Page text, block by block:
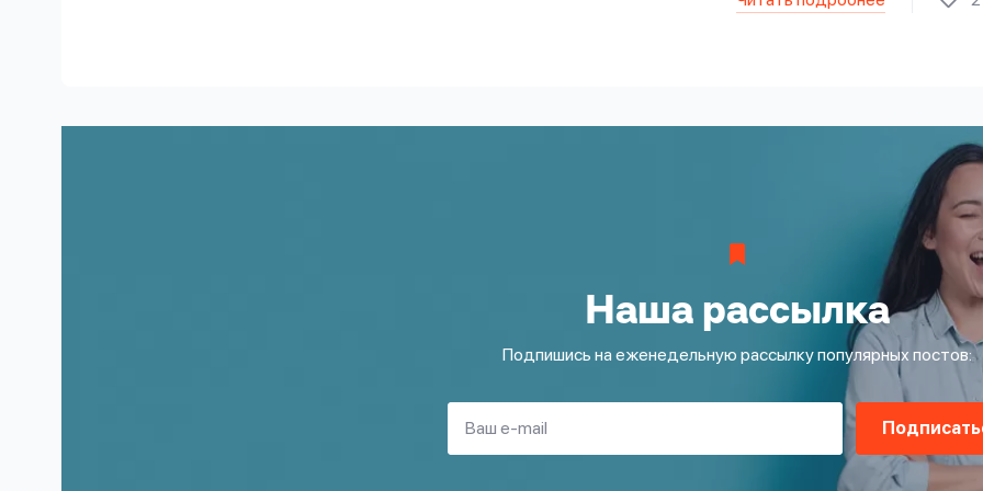
Наша рассылка
Подпишись на еженедельную рассылку популярных постов: